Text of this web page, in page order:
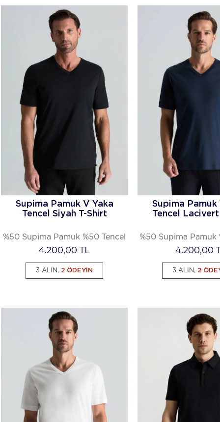
Supima Pamuk V Yaka
Tencel Siyah T-Shirt
%50 Supima Pamuk %50 Tencel
4.200,00 TL
3 ALIN, 2 ÖDEYİN
Supima Pamuk
Tencel
%50 Supima Pamuk
4.200,00
3 ALIN, 2